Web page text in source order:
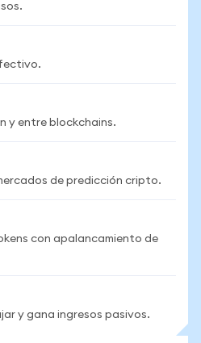
y entre blockchains.
de predicción cripto.
con apalancamiento de
y gana ingresos pasivos.